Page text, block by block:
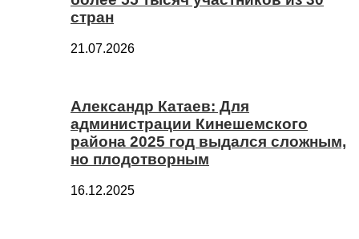
стран
21.07.2026
Александр Катаев: Для
администрации Кинешемского
района 2025 год выдался сложным,
но плодотворным
16.12.2025